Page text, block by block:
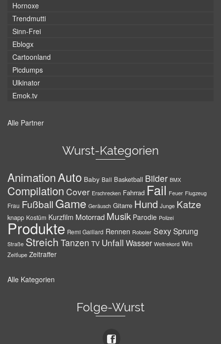
Hornoxe
Trendmutti
Sinn-Frei
Eblogx
Cartoonland
Picdumps
Ulkinator
Emok.tv
Alle Partner
Wurst-Kategorien
AnimationAuto Baby Ball Basketball Bilder BMX
Compilation Cover Erschrecken Fahrrad Fail Feuer Flugzeug
Frau Fußball Game Geräusch Gitarre Hund Junge Katze
knapp Kostüm Kurzfilm Motorrad Musik Parodie Polizei
Produkte Remi Gaillard Rennen Roboter SexySprung
Straße Streich Tanzen TV Unfall Wasser Weltrekord Win
Zeitlupe Zeitraffer
Alle Kategorien
Folge-Wurst